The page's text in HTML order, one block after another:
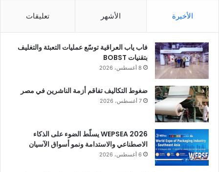
الأخيرة الأشهر تعليقات
فاب ياب العراقية توسّع عمليات التعبئة والتغليف
بتقنيات BOBST
8 أغسطس، 2026
ضغوط التكاليف تفاقم أزمة الناشرين في مصر
7 أغسطس، 2026
WEPSEA 2026 يسلّط الضوء على الذكاء
الاصطناعي والاستدامة ونمو أسواق الآسيان
6 أغسطس، 2026